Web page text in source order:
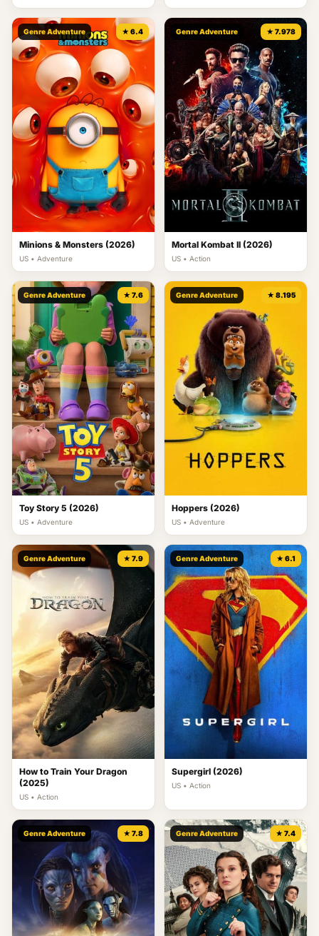
Genre Adventure ★ 6.4
Minions & Monsters (2026)
US • Adventure
Genre Adventure ★ 7.978
Mortal Kombat II (2026)
US • Action
Genre Adventure ★ 7.6
Toy Story 5 (2026)
US • Adventure
Genre Adventure ★ 8.195
Hoppers (2026)
US • Adventure
Genre Adventure ★ 7.9
How to Train Your Dragon
(2025)
US • Action
Genre Adventure ★ 6.1
Supergirl (2026)
US • Action
Genre Adventure ★ 7.8 Genre Adventure ★ 7.4